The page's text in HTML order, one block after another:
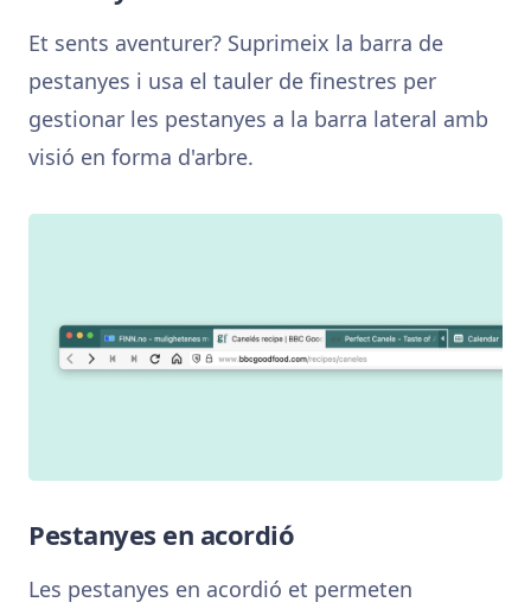
Et sents aventurer? Suprimeix la barra de
pestanyes i usa el tauler de finestres per
gestionar les pestanyes a la barra lateral amb
visió en forma d'arbre.
Pestanyes en acordió
Les pestanyes en acordió et permeten